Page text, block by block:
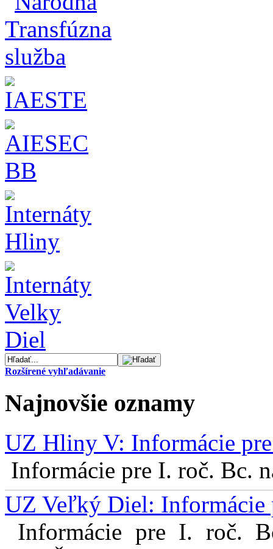
Rozšírené vyhľadávanie
Najnovšie oznamy
UZ Hliny V: Informácie
Informácie pre I. roč. Bc.
UZ Veľký Diel: Informácie
Informácie pre I. roč.